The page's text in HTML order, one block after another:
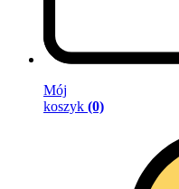
Mój
koszyk (0)